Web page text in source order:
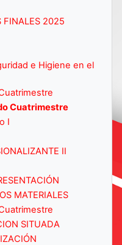
FINALES 2025
e Higiene en el
Cuatrimestre
I
II
MATERIALES
SITUADA